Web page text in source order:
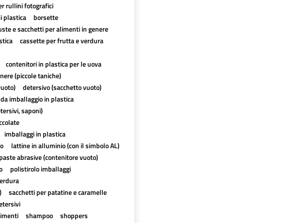
rullini fotografici
plastica
borsette
e sacchetti per alimenti in genere
cassette per frutta e verdura
contenitori in plastica per le uova
(piccole taniche)
detersivo (sacchetto vuoto)
imballaggio in plastica
saponi)
imballaggi in plastica
lattine in alluminio (con il simbolo AL)
paste abrasive (contenitore vuoto)
polistirolo imballaggi
sacchetti per patatine e caramelle
shampoo
shoppers